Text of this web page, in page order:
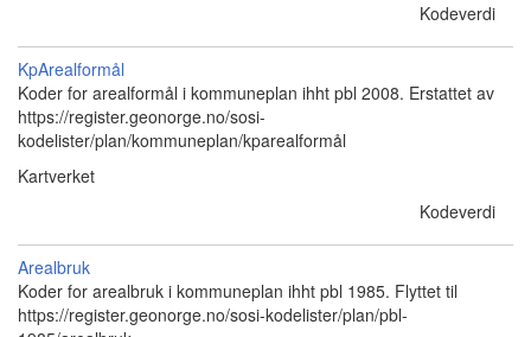
Kodeverdi
KpArealformål
Koder for arealformål i kommuneplan ihht pbl 2008. Erstattet av
https://register.geonorge.no/sosi-
kodelister/plan/kommuneplan/kparealformål
Kartverket
Kodeverdi
Arealbruk
Koder for arealbruk i kommuneplan ihht pbl 1985. Flyttet til
https://register.geonorge.no/sosi-kodelister/plan/pbl-